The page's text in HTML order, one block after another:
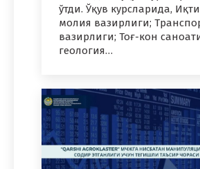
ўтди. Ўқув курсларида,
молия вазирлиги;
вазирлиги; Тоғ-кон
геология…